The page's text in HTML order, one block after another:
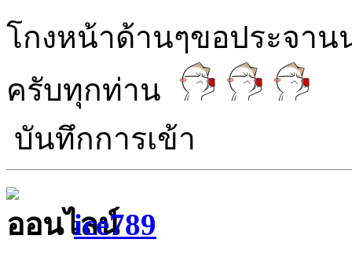
โกงหน้าด้านๆขอประจา
ครับทุกท่าน
บันทึกการเข้า
ice789